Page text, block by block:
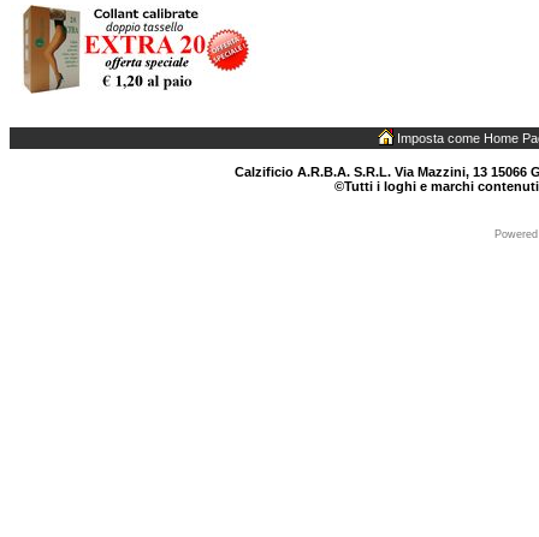
Imposta come Home
Calzificio A.R.B.A. S.R.L. Via Mazzini, 13 15066
©Tutti i loghi e marchi